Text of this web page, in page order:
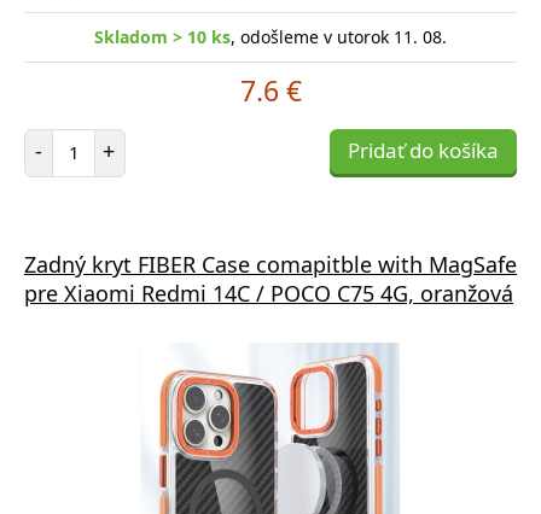
Skladom > 10 ks, odošleme v utorok 11. 08.
7.6 €
- Počet položiek
+ Pridať do košíka
Zadný kryt FIBER Case comapitble with MagSafe
pre Xiaomi Redmi 14C / POCO C75 4G, oranžová